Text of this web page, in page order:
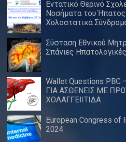
Εντατικό Θερινό
Νοσήματα του Ήπατος
Χολοστατικά
Σύσταση Εθνικού
Σπάνιες
Wallet Questions
ΓΙΑ ΑΣΘΕΝΕΙΣ ΜΕ
ΧΟΛΑΓΓΕΙΙΤΙΔΑ
European Congress of
2024